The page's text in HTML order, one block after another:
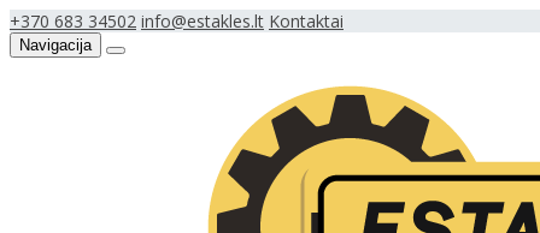
+370 683 34502 info@estakles.lt Kontaktai
Navigacija